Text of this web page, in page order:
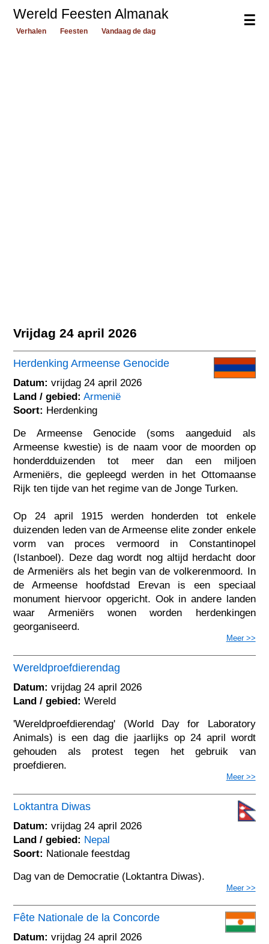
☰
Wereld Feesten Almanak
Verhalen Feesten Vandaag de dag
Vrijdag 24 april 2026
Herdenking Armeense Genocide
Datum: vrijdag 24 april 2026
Land / gebied: Armenië
Soort: Herdenking
De Armeense Genocide (soms aangeduid als
Armeense kwestie) is de naam voor de moorden op
honderdduizenden tot meer dan een miljoen
Armeniërs, die gepleegd werden in het Ottomaanse
Rijk ten tijde van het regime van de Jonge Turken.
Op 24 april 1915 werden honderden tot enkele
duizenden leden van de Armeense elite zonder enkele
vorm van proces vermoord in Constantinopel
(Istanboel). Deze dag wordt nog altijd herdacht door
de Armeniërs als het begin van de volkerenmoord. In
de Armeense hoofdstad Erevan is een speciaal
monument hiervoor opgericht. Ook in andere landen
waar Armeniërs wonen worden herdenkingen
georganiseerd.
Meer >>
Wereldproefdierendag
Datum: vrijdag 24 april 2026
Land / gebied: Wereld
'Wereldproefdierendag' (World Day for Laboratory
Animals) is een dag die jaarlijks op 24 april wordt
gehouden als protest tegen het gebruik van
proefdieren.
Meer >>
Loktantra Diwas
Datum: vrijdag 24 april 2026
Land / gebied: Nepal
Soort: Nationale feestdag
Dag van de Democratie (Loktantra Diwas).
Meer >>
Fête Nationale de la Concorde
Datum: vrijdag 24 april 2026